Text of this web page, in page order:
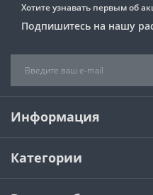
Хотите узнавать первым об
Подпишитесь на нашу
Информация
Категории